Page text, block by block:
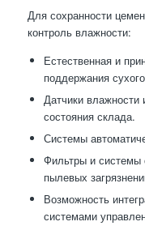
Для сохранности
контроль влажности:
Естественная и
поддержания
Датчики влажности
состояния склада.
Системы
Фильтры и системы
пылевых
Возможность
системами